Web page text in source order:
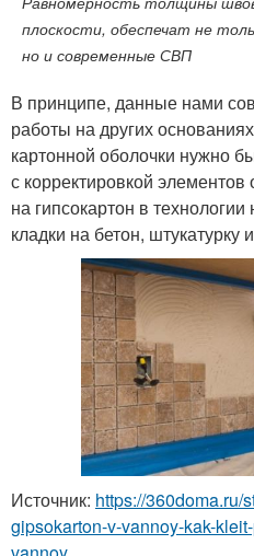
плоскости, обеспечат не
но и современные СВП
В принципе, данные нами
работы на других
картонной оболочки нужно
с корректировкой элементов
на гипсокартон в
кладки на бетон,
Источник: https://360doma.ru/
gipsokarton-v-vannoy-kak-